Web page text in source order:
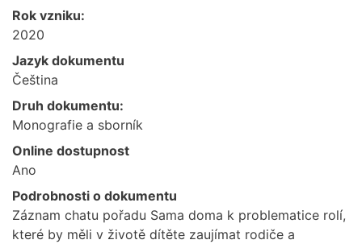
Rok vzniku:
2020
Jazyk dokumentu
Čeština
Druh dokumentu:
Monografie a sborník
Online dostupnost
Ano
Podrobnosti o dokumentu
Záznam chatu pořadu Sama doma k problematice rolí,
které by měli v životě dítěte zaujímat rodiče a